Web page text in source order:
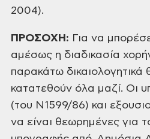
2004).
ΠΡΟΣΟΧΗ: Για να
αμέσως η διαδικασία
παρακάτω δικαιολογητικά
κατατεθούν όλα μαζί. Οι
(του Ν1599/86) και
να είναι θεωρημένες για